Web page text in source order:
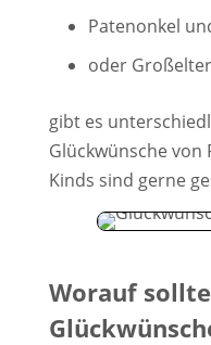
Patenonkel
oder
gibt es
Glückwünsche von
Kinds sind gerne
Worauf